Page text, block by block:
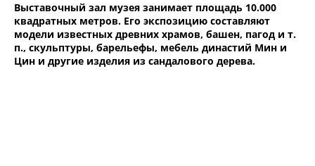
Выставочный зал музея занимает площадь 10.000
квадратных метров. Его экспозицию составляют
модели известных древних храмов, башен, пагод и т.
п., скульптуры, барельефы, мебель династий Мин и
Цин и другие изделия из сандалового дерева.